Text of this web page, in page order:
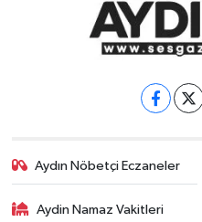
Aydın Nöbetçi Eczaneler
Aydin Namaz Vakitleri